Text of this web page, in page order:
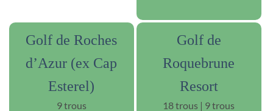
Golf de Roches
d’Azur (ex Cap
Esterel)
9 trous
Golf de
Roquebrune
Resort
18 trous | 9 trous